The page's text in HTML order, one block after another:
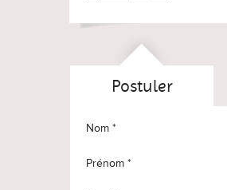
Postuler
Nom *
Prénom *